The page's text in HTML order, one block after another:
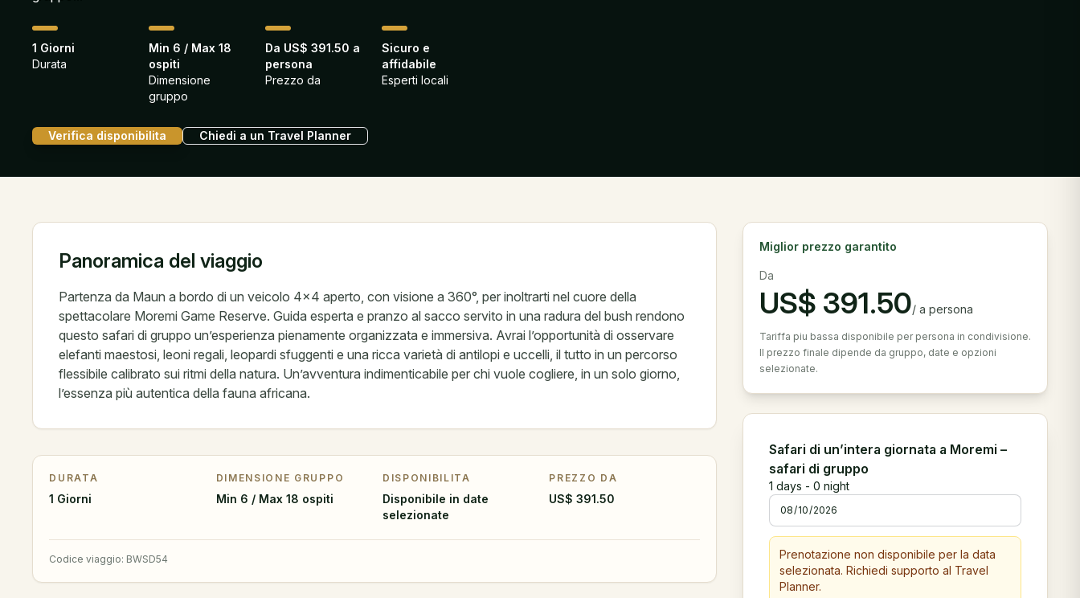
1 Giorni
Durata
Min 6 / Max 18
ospiti
Dimensione
gruppo
Da US$ 391.50 a
persona
Prezzo da
Sicuro e
affidabile
Esperti locali
Verifica disponibilita Chiedi a un Travel Planner
Panoramica del viaggio
Partenza da Maun a bordo di un veicolo 4×4 aperto, con visione a 360°, per inoltrarti nel cuore della
spettacolare Moremi Game Reserve. Guida esperta e pranzo al sacco servito in una radura del bush rendono
questo safari di gruppo un’esperienza pienamente organizzata e immersiva. Avrai l’opportunità di osservare
elefanti maestosi, leoni regali, leopardi sfuggenti e una ricca varietà di antilopi e uccelli, il tutto in un percorso
flessibile calibrato sui ritmi della natura. Un’avventura indimenticabile per chi vuole cogliere, in un solo giorno,
l’essenza più autentica della fauna africana.
DURATA
1 Giorni
DIMENSIONE GRUPPO
Min 6 / Max 18 ospiti
DISPONIBILITA
Disponibile in date
selezionate
PREZZO DA
US$ 391.50
Codice viaggio: BWSD54
Miglior prezzo garantito
Da
US$ 391.50/ a persona
Tariffa piu bassa disponibile per persona in condivisione.
Il prezzo finale dipende da gruppo, date e opzioni
selezionate.
Safari di un’intera giornata a Moremi –
safari di gruppo
1 days - 0 night
Prenotazione non disponibile per la data
selezionata. Richiedi supporto al Travel
Planner.